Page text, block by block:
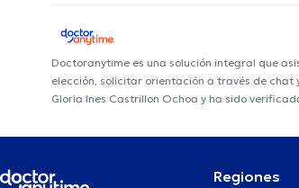
Doctoranytime es una solución integral que
elección, solicitar orientación a través de
Gloria Ines Castrillon Ochoa y ha sido
Regiones